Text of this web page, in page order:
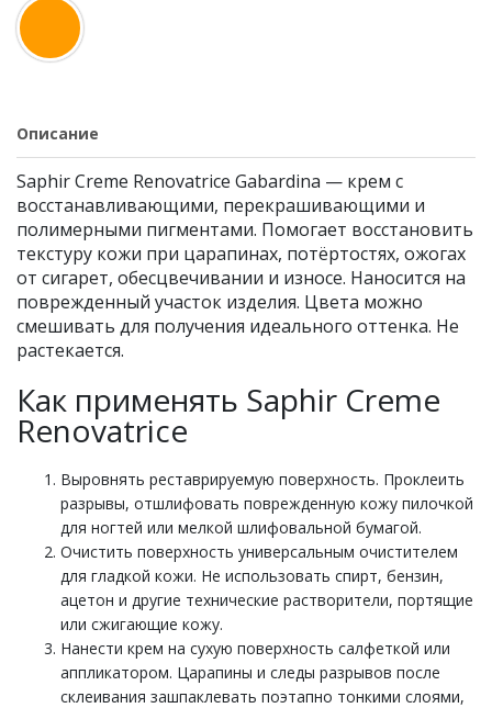
Описание
Saphir Creme Renovatrice Gabardina — крем с
восстанавливающими, перекрашивающими и
полимерными пигментами. Помогает восстановить
текстуру кожи при царапинах, потёртостях, ожогах
от сигарет, обесцвечивании и износе. Наносится на
поврежденный участок изделия. Цвета можно
смешивать для получения идеального оттенка. Не
растекается.
Как применять Saphir Creme
Renovatrice
Выровнять реставрируемую поверхность. Проклеить
разрывы, отшлифовать поврежденную кожу пилочкой
для ногтей или мелкой шлифовальной бумагой.
Очистить поверхность универсальным очистителем
для гладкой кожи. Не использовать спирт, бензин,
ацетон и другие технические растворители, портящие
или сжигающие кожу.
Нанести крем на сухую поверхность салфеткой или
аппликатором. Царапины и следы разрывов после
склеивания зашпаклевать поэтапно тонкими слоями,